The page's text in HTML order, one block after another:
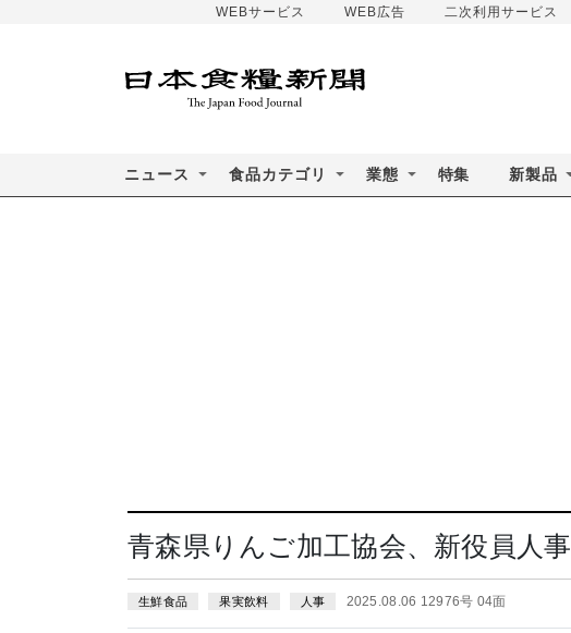
WEBサービス WEB広告 二次利用サービス
ニュース 食品カテゴリ 業態 特集 新製品
青森県りんご加工協会、新役員人事
生鮮食品 果実飲料 人事 2025.08.06 12976号 04面